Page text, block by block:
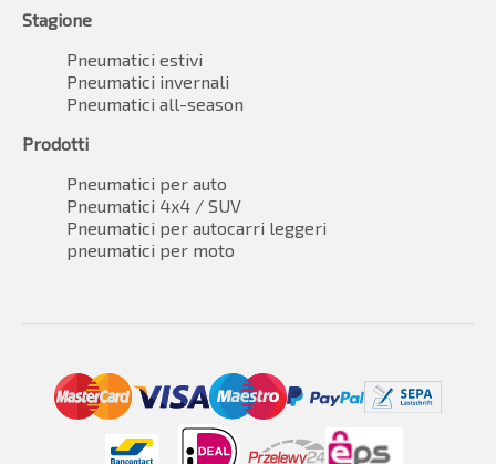
Stagione
Pneumatici estivi
Pneumatici invernali
Pneumatici all-season
Prodotti
Pneumatici per auto
Pneumatici 4x4 / SUV
Pneumatici per autocarri leggeri
pneumatici per moto